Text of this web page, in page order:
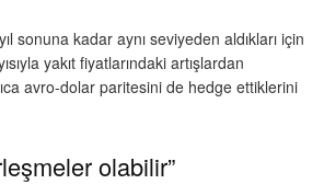
sonuna kadar aynı seviyeden aldıkları için
yakıt fiyatlarındaki artışlardan
avro-dolar paritesini de hedge ettiklerini
olabilir”